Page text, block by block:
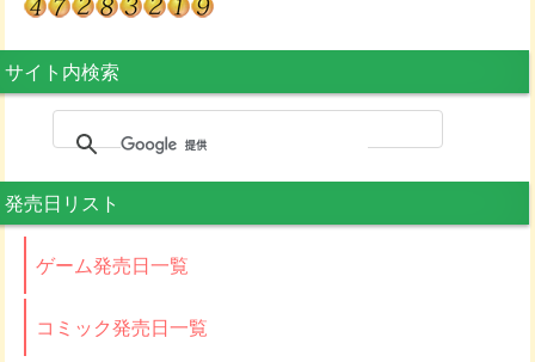
サイト内検索
発売日リスト
ゲーム発売日一覧
コミック発売日一覧